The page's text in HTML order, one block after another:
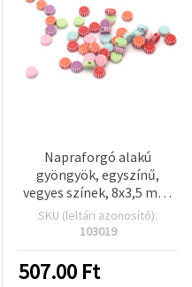
Napraforgó alakú
gyöngyök, egyszínű,
vegyes színek, 8x3,5 mm,
furat: 1,5 mm, 50 g (~265
db)
SKU (leltári azonosító):
103019
507.00 Ft